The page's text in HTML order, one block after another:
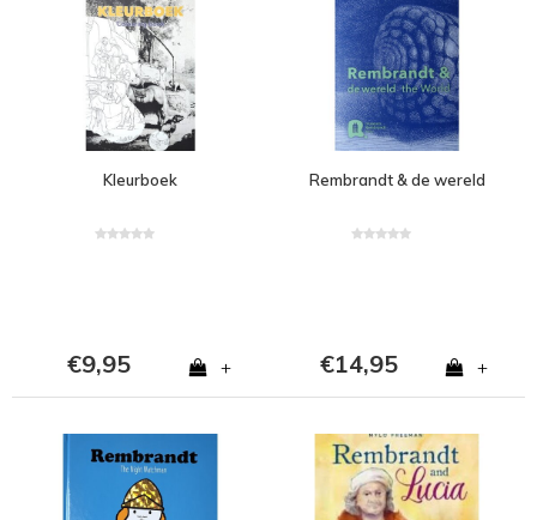
Kleurboek
€9,95 +
Rembrandt & de wereld
€14,95 +